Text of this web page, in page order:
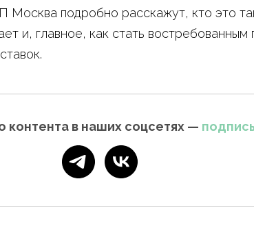
Москва подробно расскажут, кто это
и, главное, как стать
контента в наших соцсетях —